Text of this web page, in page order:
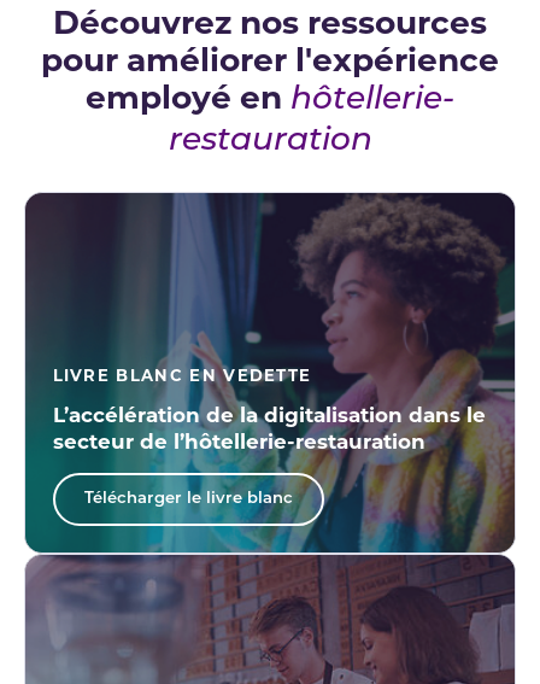
Découvrez nos ressources
pour améliorer l'expérience
employé en hôtellerie-
restauration
LIVRE BLANC EN VEDETTE
L’accélération de la digitalisation dans le
secteur de l’hôtellerie-restauration
Télécharger le livre blanc